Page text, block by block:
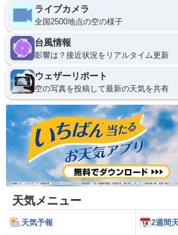
ライブカメラ
全国2500地点の空の様子
台風情報
影響は？接近状況をリアルタイム更新
ウェザーリポート
空の写真を投稿して最新の天気を共有
天気メニュー
天気予報 2週間